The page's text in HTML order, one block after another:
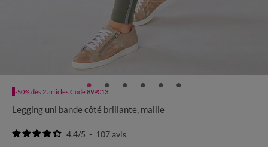
-50% dès 2 articles Code 899013
Legging uni bande côté brillante, maille
4.4/5 - 107avis